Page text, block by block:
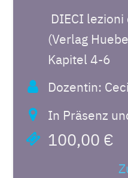
DIECI
(Verlag
Kapitel 4-6
Dozentin:
In Präsenz
100,00 €